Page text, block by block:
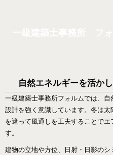
自然エネルギーを活か
一級建築士事務所フォルムでは、
設計を強く意識しています。冬は
を遮って風通しを工夫することで
す。
建物の立地や方位、日射・日影の